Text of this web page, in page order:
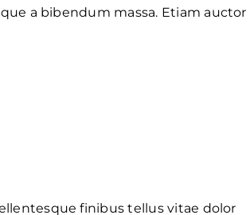
a bibendum massa. Etiam auctor
finibus tellus vitae dolor